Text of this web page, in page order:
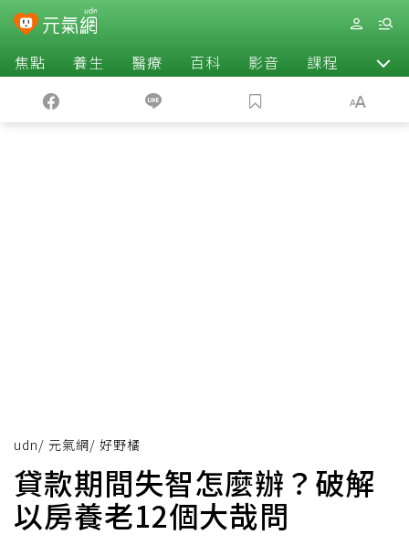
焦點 養生 醫療 百科 影音 課程 退休
udn/ 元氣網/ 好野橘
貸款期間失智怎麼辦？破解
以房養老12個大哉問